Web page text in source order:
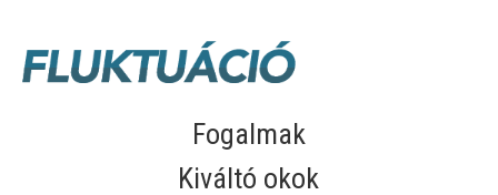
Fogalmak
Kiváltó okok